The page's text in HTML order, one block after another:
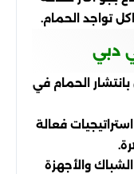
تواجد الحمام.
دبي
الحمام في
فعالة
والأجهزة